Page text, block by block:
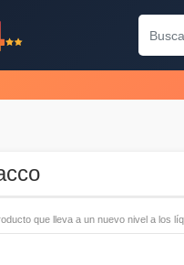
que lleva a un nuevo nivel a los